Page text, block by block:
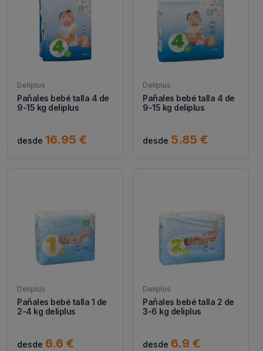
Deliplus
Pañales bebé talla 4 de
9-15 kg deliplus
desde 16.95 €
Deliplus
Pañales bebé talla 4 de
9-15 kg deliplus
desde 5.85 €
Deliplus
Pañales bebé talla 1 de
2-4 kg deliplus
desde 6.6 €
Deliplus
Pañales bebé talla 2 de
3-6 kg deliplus
desde 6.9 €